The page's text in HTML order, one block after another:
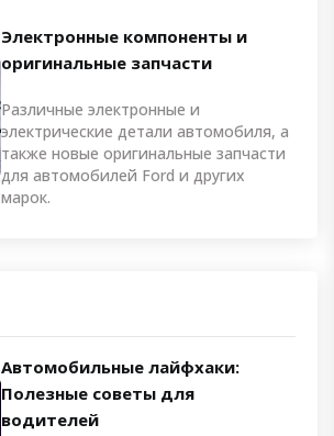
Электронные компоненты и
оригинальные запчасти
Различные электронные и
электрические детали автомобиля, а
также новые оригинальные запчасти
для автомобилей Ford и других
марок.
Автомобильные лайфхаки:
Полезные советы для
водителей